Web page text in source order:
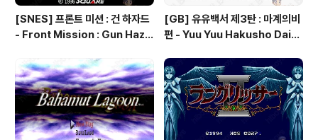
[SNES] 프론트 미션 : 건 하자드
- Front Mission : Gun Haza
ズ ガンハザード
[GB] 유유백서 제3탄 : 마계의비
편 - Yuu Yuu Hakusho Dai-3
☆遊☆白書 第3弾 魔界の扉編